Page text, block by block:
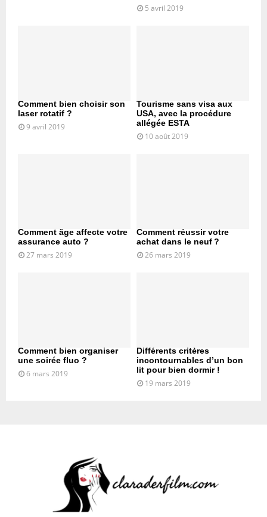
5 avril 2019
Comment bien choisir son
laser rotatif ?
9 avril 2019
Tourisme sans visa aux
USA, avec la procédure
allégée ESTA
10 août 2019
Comment âge affecte votre
assurance auto ?
27 mars 2019
Comment réussir votre
achat dans le neuf ?
26 mars 2019
Comment bien organiser
une soirée fluo ?
6 mars 2019
Différents critères
incontournables d’un bon
lit pour bien dormir !
19 mars 2019